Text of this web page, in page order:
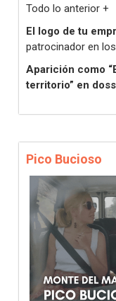
Todo lo anterior +
El logo de tu
patrocinador en
Aparición como
territorio” en
Pico Bucioso